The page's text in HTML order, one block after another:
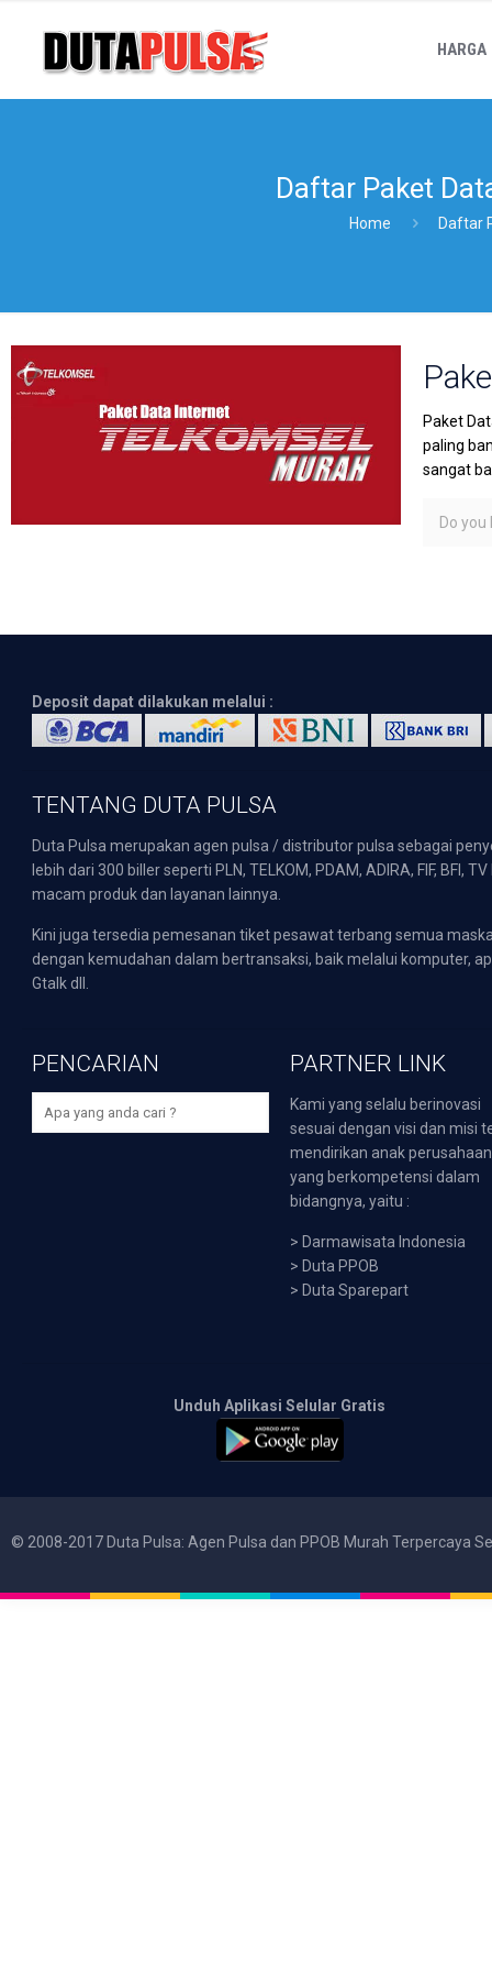
HARGA
Daftar Paket
Home Daftar
Paket
paling
sangat
Do you
Deposit dapat dilakukan melalui :
TENTANG DUTA PULSA
Duta Pulsa merupakan agen pulsa / distributor pulsa sebagai
lebih dari 300 biller seperti PLN, TELKOM, PDAM, ADIRA, FIF,
macam produk dan layanan lainnya.
Kini juga tersedia pemesanan tiket pesawat terbang semua
dengan kemudahan dalam bertransaksi, baik melalui komputer,
Gtalk dll.
PENCARIAN PARTNER LINK
Kami yang selalu berinovasi
sesuai dengan visi dan misi
mendirikan anak perusahaan
yang berkompetensi dalam
bidangnya, yaitu :
> Darmawisata Indonesia
> Duta PPOB
> Duta Sparepart
Unduh Aplikasi Selular Gratis
© 2008-2017 Duta Pulsa: Agen Pulsa dan PPOB Murah Terpercaya